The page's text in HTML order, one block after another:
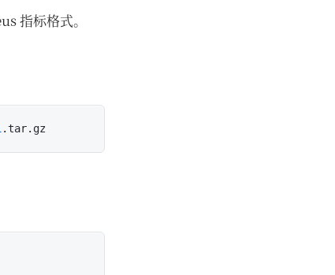
指标格式。